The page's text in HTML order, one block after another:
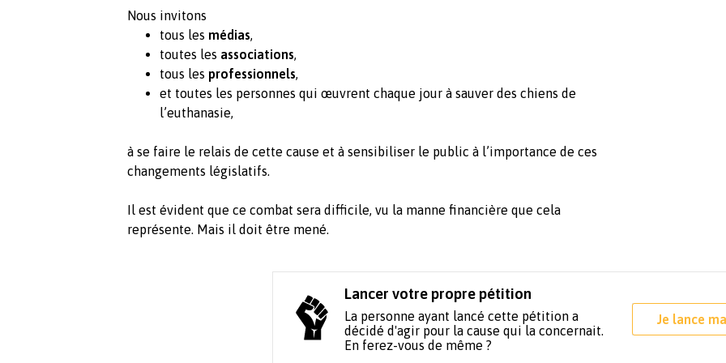
Nous invitons
tous les médias,
toutes les associations,
tous les professionnels,
et toutes les personnes qui œuvrent chaque jour à sauver des chiens de
l’euthanasie,
à se faire le relais de cette cause et à sensibiliser le public à l’importance de ces
changements législatifs.
Il est évident que ce combat sera difficile, vu la manne financière que cela
représente. Mais il doit être mené.
Lancer votre propre pétition
La personne ayant lancé cette pétition a
décidé d'agir pour la cause qui la concernait.
En ferez-vous de même ?
Je lance